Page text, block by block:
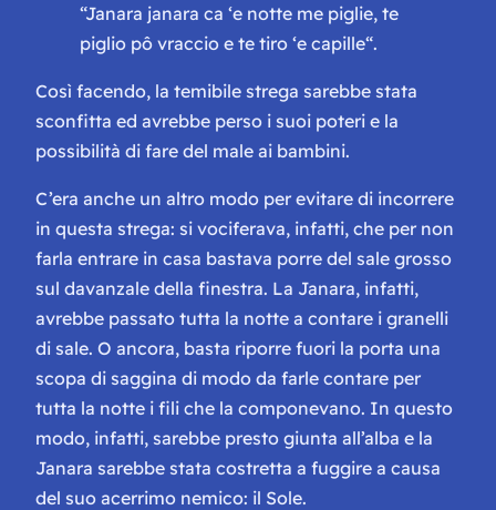
“Janara janara ca ‘e notte me piglie, te
piglio pô vraccio e te tiro ‘e capille“.
Così facendo, la temibile strega sarebbe stata
sconfitta ed avrebbe perso i suoi poteri e la
possibilità di fare del male ai bambini.
C’era anche un altro modo per evitare di incorrere
in questa strega: si vociferava, infatti, che per non
farla entrare in casa bastava porre del sale grosso
sul davanzale della finestra. La Janara, infatti,
avrebbe passato tutta la notte a contare i granelli
di sale. O ancora, basta riporre fuori la porta una
scopa di saggina di modo da farle contare per
tutta la notte i fili che la componevano. In questo
modo, infatti, sarebbe presto giunta all’alba e la
Janara sarebbe stata costretta a fuggire a causa
del suo acerrimo nemico: il Sole.